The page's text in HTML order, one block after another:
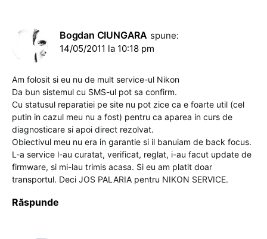
Bogdan CIUNGARA spune:
14/05/2011 la 10:18 pm
Am folosit si eu nu de mult service-ul Nikon
Da bun sistemul cu SMS-ul pot sa confirm.
Cu statusul reparatiei pe site nu pot zice ca e foarte util (cel
putin in cazul meu nu a fost) pentru ca aparea in curs de
diagnosticare si apoi direct rezolvat.
Obiectivul meu nu era in garantie si il banuiam de back focus.
L-a service l-au curatat, verificat, reglat, i-au facut update de
firmware, si mi-lau trimis acasa. Si eu am platit doar
transportul. Deci JOS PALARIA pentru NIKON SERVICE.
Răspunde